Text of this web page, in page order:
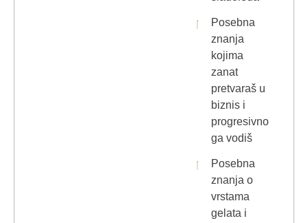
Posebna
znanja
kojima
zanat
pretvaraš u
biznis i
progresivno
ga vodiš
Posebna
znanja o
vrstama
gelata i